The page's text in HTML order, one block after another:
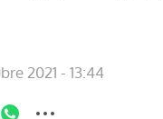
2021 - 13:44